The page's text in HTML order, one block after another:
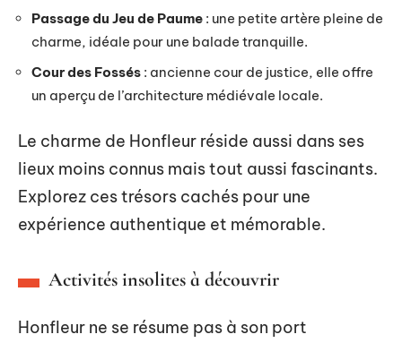
Passage du Jeu de Paume : une petite artère pleine de
charme, idéale pour une balade tranquille.
Cour des Fossés : ancienne cour de justice, elle offre
un aperçu de l’architecture médiévale locale.
Le charme de Honfleur réside aussi dans ses
lieux moins connus mais tout aussi fascinants.
Explorez ces trésors cachés pour une
expérience authentique et mémorable.
Activités insolites à découvrir
Honfleur ne se résume pas à son port